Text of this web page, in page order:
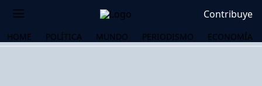
Contribuye
HOME POLÍTICA MUNDO PERIODISMO ECONOMÍA